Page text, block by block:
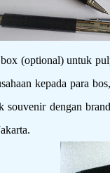
(optional) untuk
kepada para
souvenir dengan